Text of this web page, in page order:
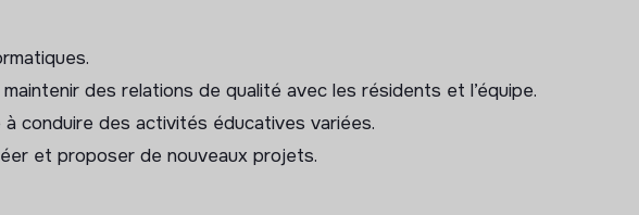
Colombes
des relations de qualité avec les résidents et l’équipe.
conduire des activités éducatives variées.
et proposer de nouveaux projets.